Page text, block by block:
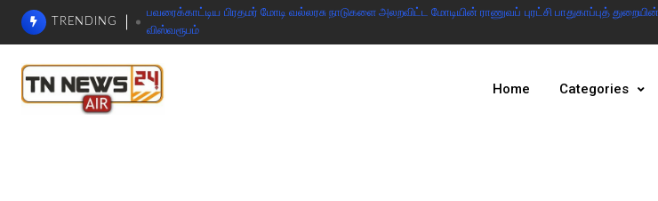
TRENDING
பவரைக்காட்டிய பிரதமர் மோடி வல்லரசு நாடுகளை அலறவிட்ட மோடியின் ராணுவப் புரட்சி பாதுகாப்புத் துறையின்
விஸ்வரூபம்
Home Categories